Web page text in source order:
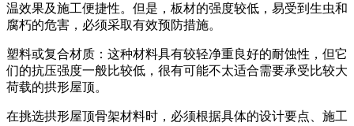
温效果及施工便捷性。但是，板材的强度较低，易受到生虫和
腐朽的危害，必须采取有效预防措施。
塑料或复合材质：这种材料具有较轻净重良好的耐蚀性，但它
们的抗压强度一般比较低，很有可能不太适合需要承受比较大
荷载的拱形屋顶。
在挑选拱形屋顶骨架材料时，必须根据具体的设计要点、施工